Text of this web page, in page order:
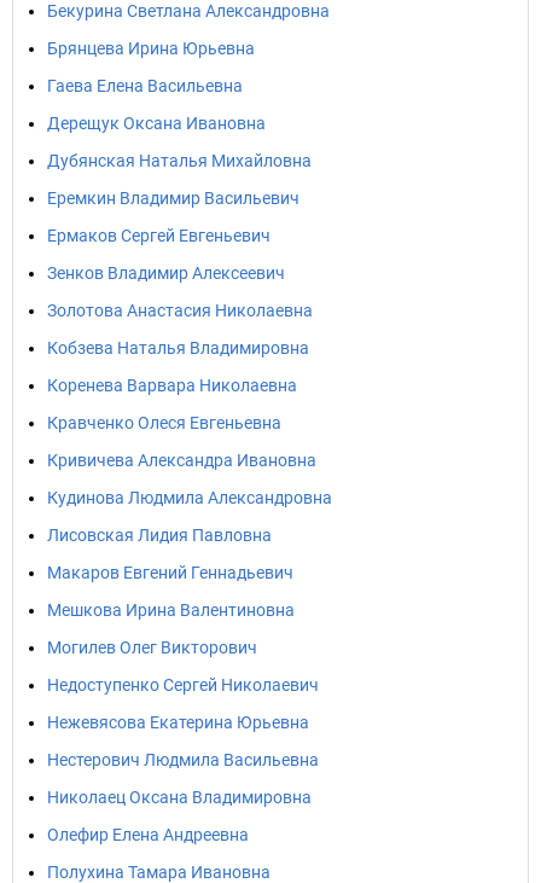
Бекурина Светлана Александровна
Брянцева Ирина Юрьевна
Гаева Елена Васильевна
Дерещук Оксана Ивановна
Дубянская Наталья Михайловна
Еремкин Владимир Васильевич
Ермаков Сергей Евгеньевич
Зенков Владимир Алексеевич
Золотова Анастасия Николаевна
Кобзева Наталья Владимировна
Коренева Варвара Николаевна
Кравченко Олеся Евгеньевна
Кривичева Александра Ивановна
Кудинова Людмила Александровна
Лисовская Лидия Павловна
Макаров Евгений Геннадьевич
Мешкова Ирина Валентиновна
Могилев Олег Викторович
Недоступенко Сергей Николаевич
Нежевясова Екатерина Юрьевна
Нестерович Людмила Васильевна
Николаец Оксана Владимировна
Олефир Елена Андреевна
Полухина Тамара Ивановна